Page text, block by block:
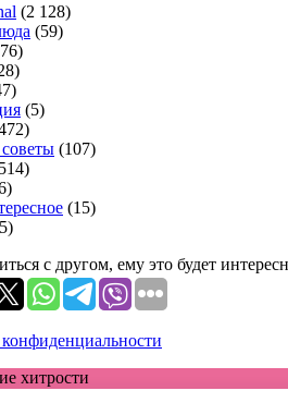
(2 128)
(59)
(5)
(107)
(15)
с другом, ему это будет
хитрости